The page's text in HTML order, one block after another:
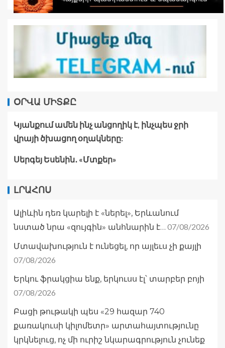
ՕՐՎԱ ՄԻՏՔԸ
Կյանքում ամեն ինչ անցողիկ է, ինչպես ջրի
վրայի ծխացող օղակները:
Սերգեյ Եսենին․ «Մտքեր»
ԼՐԱՀՈՍ
Ալիևին դեռ կարելի է «ներել», Երևանում
նստած նրա «զույգին» անհնարին է… 07/08/2026
Մտավախություն է ունեցել, որ այլեւս չի քայլի
07/08/2026
Երկու ֆրակցիա ենք, երկուսս էլ՝ տարբեր բոյի
07/08/2026
Բացի թութակի պես «29 հազար 740
քառակուսի կիլոմետր» արտահայտությունը
կրկնելուց, ոչ մի ուրիշ նկարագրություն չունեք